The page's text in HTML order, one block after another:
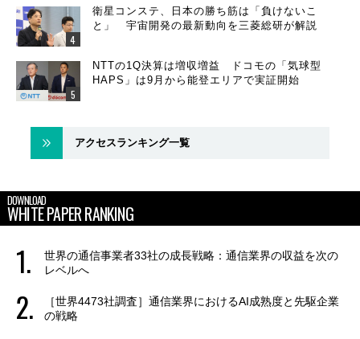
衛星コンステ、日本の勝ち筋は「負けないこ
と」 宇宙開発の最新動向を三菱総研が解説
NTTの1Q決算は増収増益 ドコモの「気球型
HAPS」は9月から能登エリアで実証開始
アクセスランキング一覧
DOWNLOAD
WHITE PAPER RANKING
世界の通信事業者33社の成長戦略：通信業界の収益を次の
レベルへ
［世界4473社調査］通信業界におけるAI成熟度と先駆企業
の戦略